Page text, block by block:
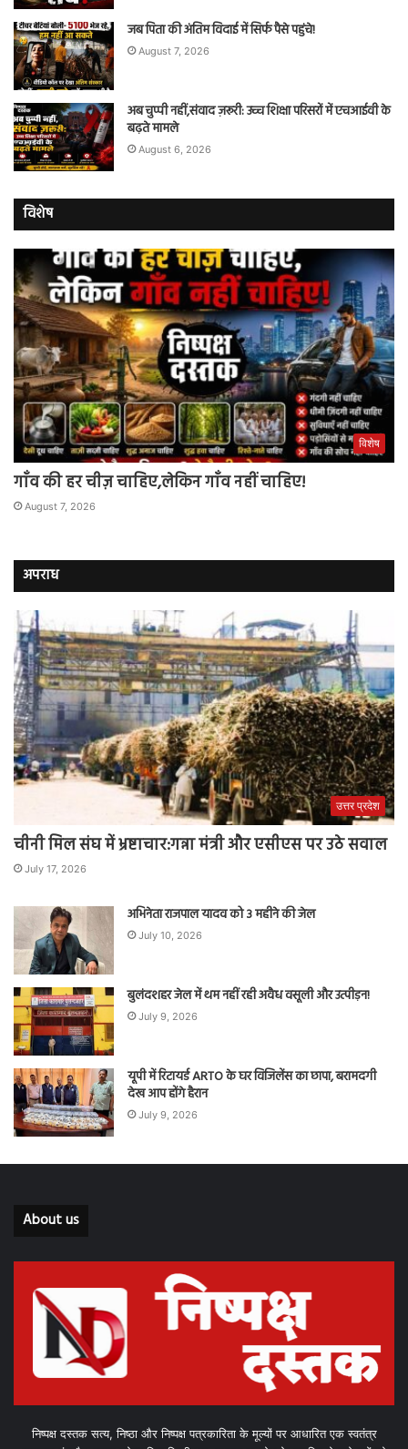
जब पिता की अंतिम विदाई में सिर्फ पैसे पहुंचे!
August 7, 2026
अब चुप्पी नहीं,संवाद ज़रूरी: उच्च शिक्षा परिसरों में एचआईवी के
बढ़ते मामले
August 6, 2026
विशेष
विशेष
गाँव की हर चीज़ चाहिए,लेकिन गाँव नहीं चाहिए!
August 7, 2026
अपराध
उत्तर प्रदेश
चीनी मिल संघ में भ्रष्टाचार:गन्ना मंत्री और एसीएस पर उठे सवाल
July 17, 2026
अभिनेता राजपाल यादव को 3 महीने की जेल
July 10, 2026
बुलंदशहर जेल में थम नहीं रही अवैध वसूली और उत्पीड़न!
July 9, 2026
यूपी में रिटायर्ड ARTO के घर विजिलेंस का छापा, बरामदगी
देख आप होंगे हैरान
July 9, 2026
About us
निष्पक्ष दस्तक सत्य, निष्ठा और निष्पक्ष पत्रकारिता के मूल्यों पर आधारित एक स्वतंत्र